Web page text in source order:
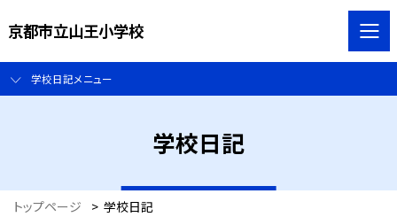
京都市立山王小学校
学校日記メニュー
学校日記
トップページ > 学校日記